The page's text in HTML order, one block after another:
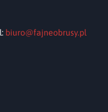
biuro@fajneobrusy.pl